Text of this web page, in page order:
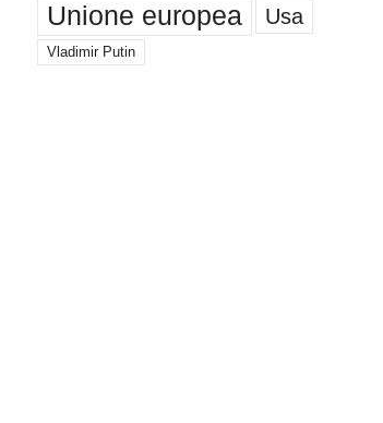
Unione europea Usa
Vladimir Putin